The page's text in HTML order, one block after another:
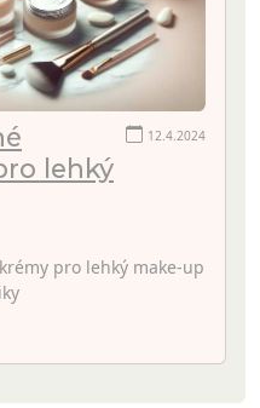
12.4.2024
lehký
pro lehký make-up